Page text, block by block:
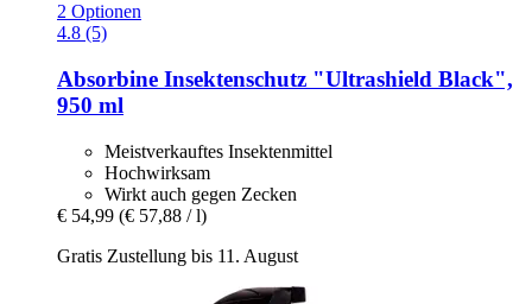
2 Optionen
4.8 (5)
Absorbine Insektenschutz "Ultrashield Black",
950 ml
Meistverkauftes Insektenmittel
Hochwirksam
Wirkt auch gegen Zecken
€ 54,99 (€ 57,88 / l)
Gratis Zustellung bis 11. August